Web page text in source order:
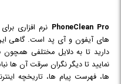
PhoneClean Pro نرم افزاری
های آیفون و آی پد است. گاهی
دارید تا به دلایل مختلفی
نمایید تا دیگر نگران سرقت آن ها
ها، فهرست پیام ها، تاریخچه